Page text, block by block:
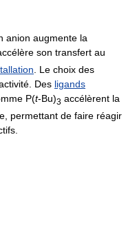
anion augmente la
son transfert au
. Le choix des
Des ligands
P(t-Bu)3 accélèrent la
permettant de faire réagir